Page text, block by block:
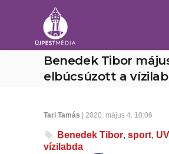
Benedek Tibor
elbúcsúzott a
Tari Tamás | 2020. május 4. 10:06
Benedek Tibor, sport,
vízilabda